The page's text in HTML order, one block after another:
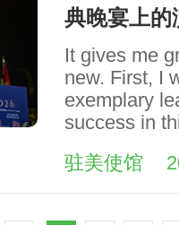
典晚宴上的
It gives me
new. First, I
exemplary
success in
驻美使馆